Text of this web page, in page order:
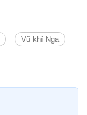
Vũ khí Nga